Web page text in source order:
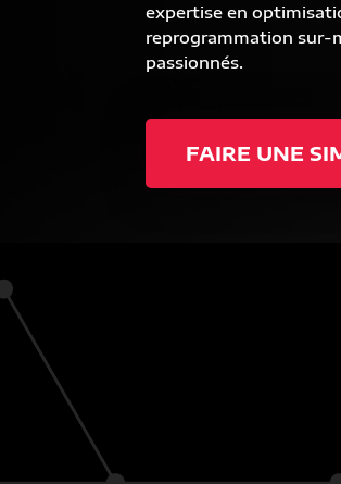
expertise en
reprogrammation sur-
passionnés.
FAIRE UNE